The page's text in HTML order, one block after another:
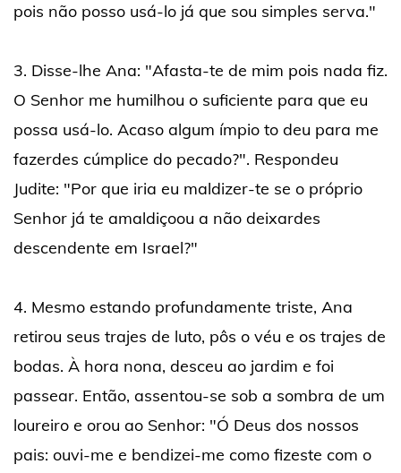
pois não posso usá-lo já que sou simples serva."
3. Disse-lhe Ana: "Afasta-te de mim pois nada fiz.
O Senhor me humilhou o suficiente para que eu
possa usá-lo. Acaso algum ímpio to deu para me
fazerdes cúmplice do pecado?". Respondeu
Judite: "Por que iria eu maldizer-te se o próprio
Senhor já te amaldiçoou a não deixardes
descendente em Israel?"
4. Mesmo estando profundamente triste, Ana
retirou seus trajes de luto, pôs o véu e os trajes de
bodas. À hora nona, desceu ao jardim e foi
passear. Então, assentou-se sob a sombra de um
loureiro e orou ao Senhor: "Ó Deus dos nossos
pais: ouvi-me e bendizei-me como fizeste com o